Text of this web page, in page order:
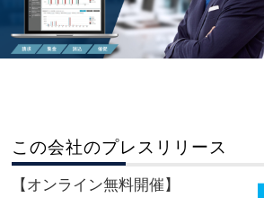
この会社のプレスリリース
【オンライン無料開催】